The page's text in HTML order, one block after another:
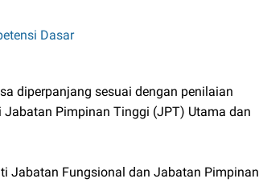
Dasar
diperpanjang sesuai dengan penilaian
Pimpinan Tinggi (JPT) Utama dan
Jabatan Fungsional dan Jabatan Pimpinan